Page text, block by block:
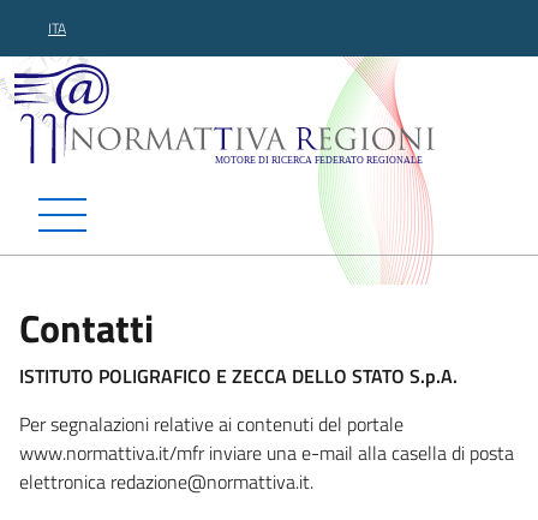
ITA
Normattiva Regioni -
Contatti
ISTITUTO POLIGRAFICO E ZECCA DELLO STATO S.p.A.
Per segnalazioni relative ai contenuti del portale
www.normattiva.it/mfr inviare una e-mail alla casella di posta
elettronica redazione@normattiva.it.